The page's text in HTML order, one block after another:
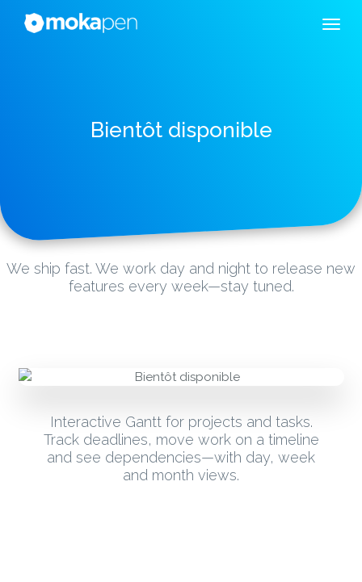
Bientôt disponible
We ship fast. We work day and night to release new
features every week—stay tuned.
Interactive Gantt for projects and tasks.
Track deadlines, move work on a timeline
and see dependencies—with day, week
and month views.